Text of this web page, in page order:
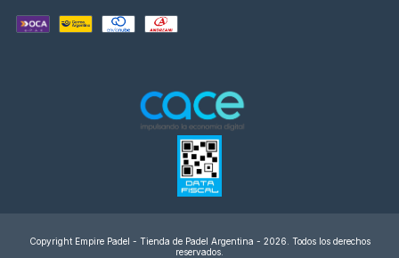
Copyright Empire Padel - Tienda de Padel Argentina - 2026. Todos los derechos
reservados.